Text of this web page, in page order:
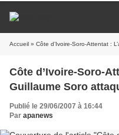
Accueil » Côte d’Ivoire-Soro-Attentat :
Côte d’Ivoire-Soro-
Guillaume Soro
Publié le 29/06/2007 à 16:44
Par apanews